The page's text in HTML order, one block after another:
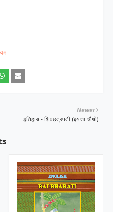
Newer
इतिहास - शिवछत्रपती (इयत्ता चौथी)